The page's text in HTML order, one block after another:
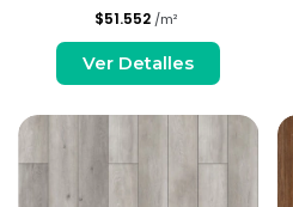
$51.552 /m²
Ver Detalles